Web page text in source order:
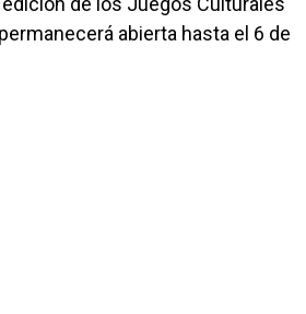
abierta hasta el 6 de